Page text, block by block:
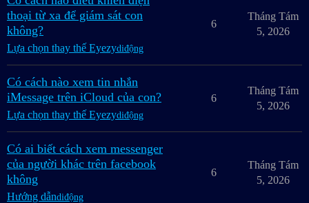
thoại từ xa để giám sát con
không?
Lựa chọn thay thế Eyezydiđộng
6
Tháng Tám
5, 2026
Có cách nào xem tin nhắn
iMessage trên iCloud của con?
Lựa chọn thay thế Eyezydiđộng
6
Tháng Tám
5, 2026
Có ai biết cách xem messenger
của người khác trên facebook
không
Hướng dẫndiđộng
6
Tháng Tám
5, 2026